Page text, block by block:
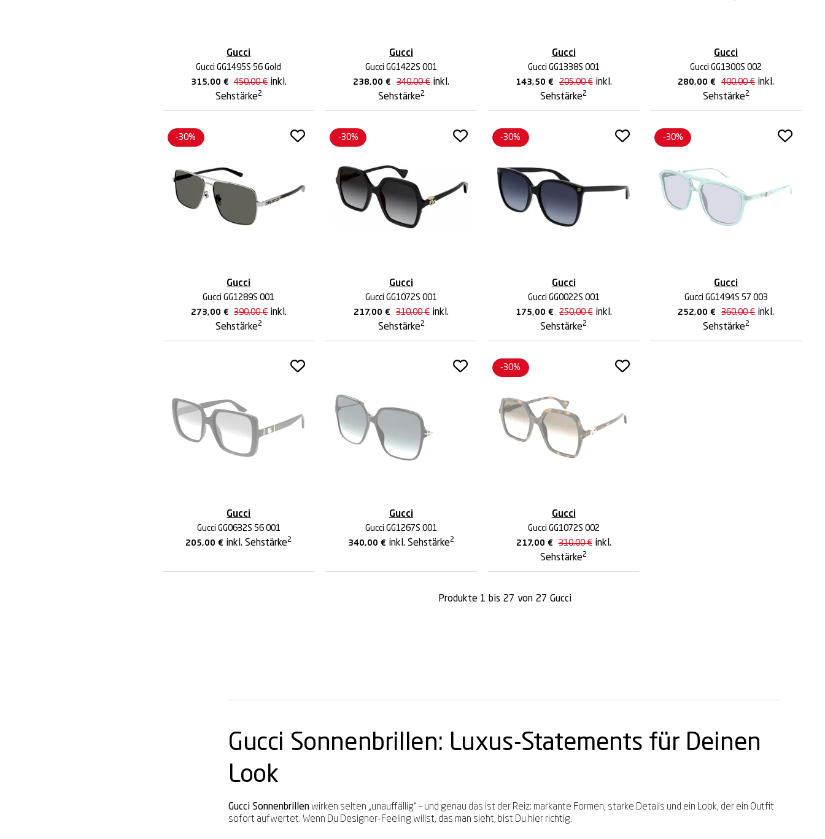
Gucci
Gucci GG1495S 56 Gold
315,00 € 450,00€ inkl.
Sehstärke2
Gucci
Gucci GG1422S 001
238,00€ 340,00€ inkl.
Sehstärke2
Gucci
Gucci GG1338S 001
143,50 € 205,00€ inkl.
Sehstärke2
Gucci
Gucci GG1300S 002
280,00€ 400,00€ inkl.
Sehstärke2
Gucci
Gucci GG1289S 001
273,00 € 390,00€ inkl.
Sehstärke2
-30%
Gucci
Gucci GG1072S 001
217,00€ 310,00€ inkl.
Sehstärke2
-30%
Gucci
Gucci GG0022S 001
175,00 € 250,00€ inkl.
Sehstärke2
-30%
Gucci
Gucci GG1494S 57 003
252,00€ 360,00€ inkl.
Sehstärke2
-30%
Gucci
Gucci GG0632S 56 001
205,00€ inkl. Sehstärke2
Gucci
Gucci GG1267S 001
340,00€ inkl. Sehstärke2
Gucci
Gucci GG1072S 002
217,00 € 310,00€ inkl.
Sehstärke2
-30%
Produkte 1 bis 27 von 27 Gucci
Gucci Sonnenbrillen: Luxus-Statements für Deinen
Look
Gucci Sonnenbrillenwirken selten „unauffällig“ – und genau das ist der Reiz: markante Formen, starke Details und ein Look, der ein Outfit
sofort aufwertet. Wenn Du Designer-Feeling willst, das man sieht, bist Du hier richtig.